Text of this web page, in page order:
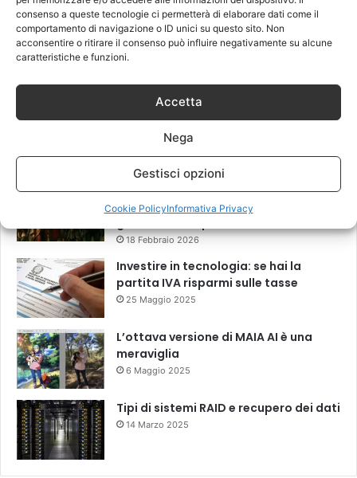
consenso a queste tecnologie ci permetterà di elaborare dati come il
comportamento di navigazione o ID unici su questo sito. Non
acconsentire o ritirare il consenso può influire negativamente su alcune
caratteristiche e funzioni.
Accetta
Nega
Gestisci opzioni
Cookie PolicyInformativa Privacy
Come scegliere i migliori ricambi per
smartphone per una riparazione di
17 Giugno 2026
Spyware e Microspie di Nuova
Generazione
Il “New Old” Drop di Shaiya mostra
come gli MMO storici restano rilevanti
18 Febbraio 2026
Investire in tecnologia: se hai la
partita IVA risparmi sulle tasse
25 Maggio 2025
L’ottava versione di MAIA AI è una
meraviglia
6 Maggio 2025
Tipi di sistemi RAID e recupero dei dati
14 Marzo 2025